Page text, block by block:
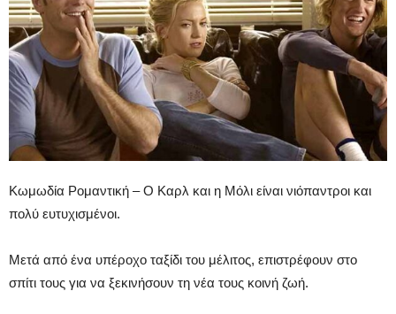
Κωμωδία Ρομαντική – Ο Καρλ και η Μόλι είναι νιόπαντροι και
πολύ ευτυχισμένοι.
Μετά από ένα υπέροχο ταξίδι του μέλιτος, επιστρέφουν στο
σπίτι τους για να ξεκινήσουν τη νέα τους κοινή ζωή.